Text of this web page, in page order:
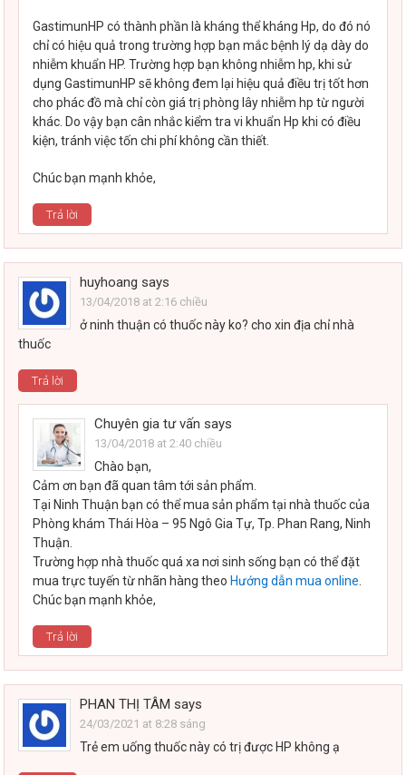
GastimunHP có thành phần là kháng thể kháng Hp, do đó nó
chỉ có hiệu quả trong trường hợp bạn mắc bệnh lý dạ dày do
nhiễm khuẩn HP. Trường hợp bạn không nhiễm hp, khi sử
dụng GastimunHP sẽ không đem lại hiệu quả điều trị tốt hơn
cho phác đồ mà chỉ còn giá trị phòng lây nhiễm hp từ người
khác. Do vậy bạn cân nhắc kiểm tra vi khuẩn Hp khi có điều
kiện, tránh việc tốn chi phí không cần thiết.
Chúc bạn mạnh khỏe,
Trả lời
huyhoang says
13/04/2018 at 2:16 chiều
ở ninh thuận có thuốc này ko? cho xin địa chỉ nhà
thuốc
Trả lời
Chuyên gia tư vấn says
13/04/2018 at 2:40 chiều
Chào bạn,
Cảm ơn bạn đã quan tâm tới sản phẩm.
Tại Ninh Thuận bạn có thể mua sản phẩm tại nhà thuốc của
Phòng khám Thái Hòa – 95 Ngô Gia Tự, Tp. Phan Rang, Ninh
Thuận.
Trường hợp nhà thuốc quá xa nơi sinh sống bạn có thể đặt
mua trực tuyến từ nhãn hàng theo Hướng dẫn mua online
Chúc bạn mạnh khỏe,
Trả lời
PHAN THỊ TÂM says
24/03/2021 at 8:28 sáng
Trẻ em uống thuốc này có trị được HP không ạ